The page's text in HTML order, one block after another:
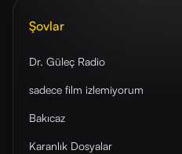
Şovlar
Dr. Güleç Radio
sadece film izlemiyorum
Bakıcaz
Karanlık Dosyalar